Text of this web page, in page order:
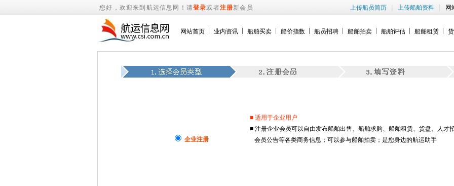
您好，欢迎来到航运信息网！请登录或者注册新会员 上传船员简历 | 上传船舶资料 | 网
网站首页 业内资讯 船舶买卖 船价指数 船员招聘 船舶拍卖 船舶评估 船舶租赁
企业注册
■ 适用于企业用户
■ 注册企业会员可以自由发布船舶出售、船舶求购、船舶租赁、货盘、人才招
会员公告等各类商务信息；可以参与船舶拍卖；是您身边的航运助手